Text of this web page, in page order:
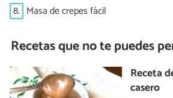
8. Masa de crepes fácil
Recetas que no te puedes
Receta
casero